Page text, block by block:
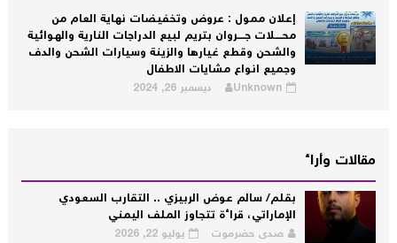
إعلان ممول : عروض وتخفيضات نهاية العام من
محــــلات جــــروان بتريم لبيع الدراجات النارية والهوائية
والشحن وقطع غيارها والزينة وسيارات الشحن والدف
وجميع انواع مشايات الاطفال
Unknown ديسمبر 26, 2024
مقالات وأراء
بقلم/ سالم عوض الربيزي .. التقارب السعودي
الإماراتي، قراءة تتجاوز الملف اليمني
صدى حضرموت يوليو 22, 2026